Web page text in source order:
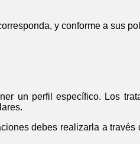
y conforme a sus
un perfil específico. Los
debes realizarla a